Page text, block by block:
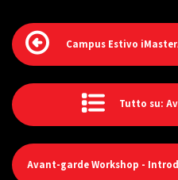
Campus Estivo
Tutto su:
Avant-garde Workshop -